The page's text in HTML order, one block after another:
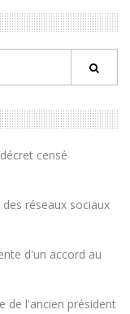
censé
réseaux sociaux
d'un accord au
de l'ancien président